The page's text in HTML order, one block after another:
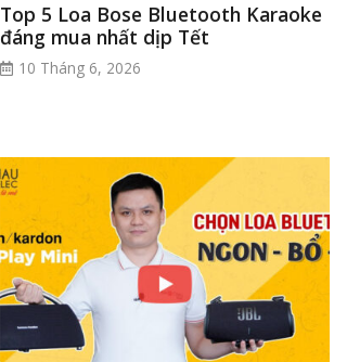
Top 5 Loa Bose Bluetooth Karaoke
đáng mua nhất dịp Tết
10 Tháng 6, 2026